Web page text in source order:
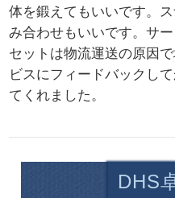
体を鍛えてもいいです。
み合わせもいいです。サ
セットは物流運送の原因
ビスにフィードバックし
てくれました。
DHS